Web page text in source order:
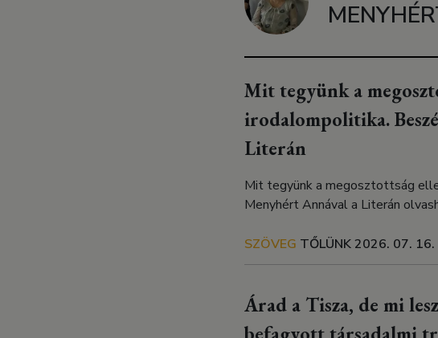
Mit tegyünk a
irodalompolitika.
Literán
Mit tegyünk a megosztottság
Menyhért Annával a Literán
SZÖVEG TŐLÜNK2026. 07. 16.
Árad a Tisza, de mi